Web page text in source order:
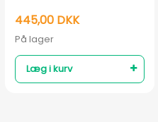
445,00 DKK
På lager
Læg i kurv